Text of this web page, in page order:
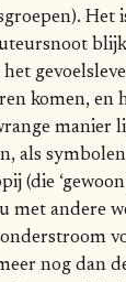
Het
komen, en
manier
als
(die
met andere
nog dan